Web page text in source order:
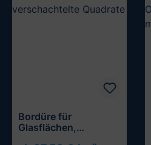
Bordüre für
Glasflächen,